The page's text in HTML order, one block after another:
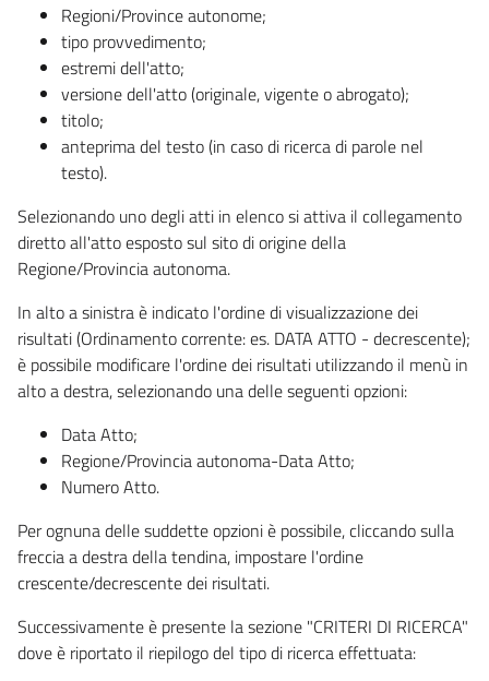
Regioni/Province autonome;
tipo provvedimento;
estremi dell'atto;
versione dell'atto (originale, vigente o abrogato);
titolo;
anteprima del testo (in caso di ricerca di parole nel
testo).
Selezionando uno degli atti in elenco si attiva il collegamento
diretto all'atto esposto sul sito di origine della
Regione/Provincia autonoma.
In alto a sinistra è indicato l'ordine di visualizzazione dei
risultati (Ordinamento corrente: es. DATA ATTO - decrescente);
è possibile modificare l'ordine dei risultati utilizzando il menù in
alto a destra, selezionando una delle seguenti opzioni:
Data Atto;
Regione/Provincia autonoma-Data Atto;
Numero Atto.
Per ognuna delle suddette opzioni è possibile, cliccando sulla
freccia a destra della tendina, impostare l'ordine
crescente/decrescente dei risultati.
Successivamente è presente la sezione "CRITERI DI RICERCA"
dove è riportato il riepilogo del tipo di ricerca effettuata: